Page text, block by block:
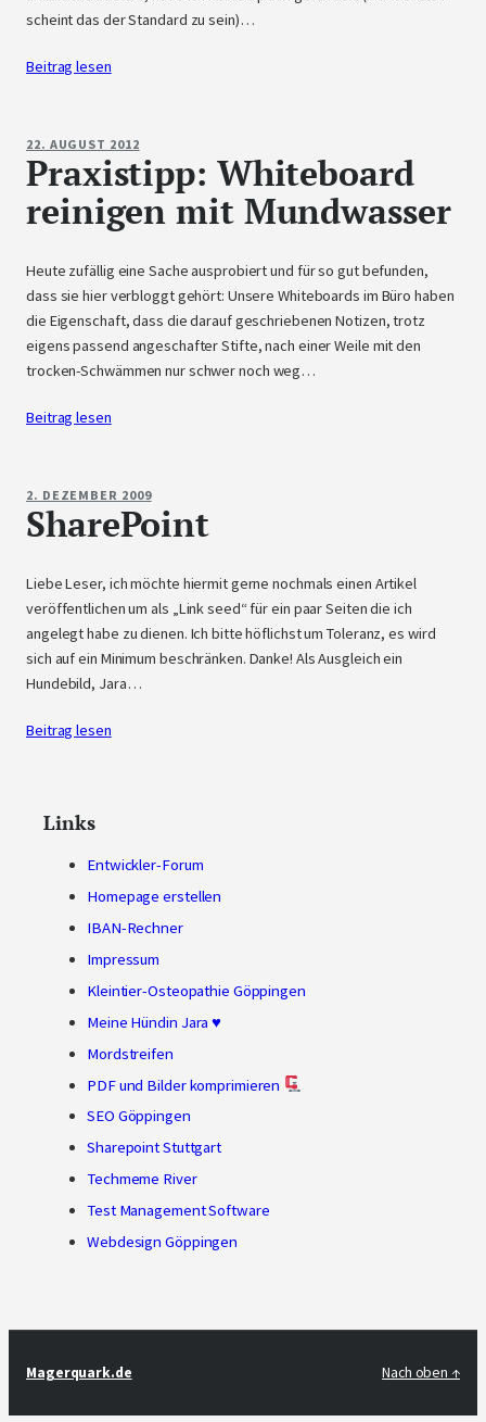
scheint das der Standard zu sein)…
Beitrag lesen
22. AUGUST 2012
Praxistipp: Whiteboard
reinigen mit Mundwasser
Heute zufällig eine Sache ausprobiert und für so gut befunden,
dass sie hier verbloggt gehört: Unsere Whiteboards im Büro haben
die Eigenschaft, dass die darauf geschriebenen Notizen, trotz
eigens passend angeschafter Stifte, nach einer Weile mit den
trocken-Schwämmen nur schwer noch weg…
Beitrag lesen
2. DEZEMBER 2009
SharePoint
Liebe Leser, ich möchte hiermit gerne nochmals einen Artikel
veröffentlichen um als „Link seed“ für ein paar Seiten die ich
angelegt habe zu dienen. Ich bitte höflichst um Toleranz, es wird
sich auf ein Minimum beschränken. Danke! Als Ausgleich ein
Hundebild, Jara…
Beitrag lesen
Links
Entwickler-Forum
Homepage erstellen
IBAN-Rechner
Impressum
Kleintier-Osteopathie Göppingen
Meine Hündin Jara ♥
Mordstreifen
PDF und Bilder komprimieren
SEO Göppingen
Sharepoint Stuttgart
Techmeme River
Test Management Software
Webdesign Göppingen
Magerquark.de Nach oben ↑